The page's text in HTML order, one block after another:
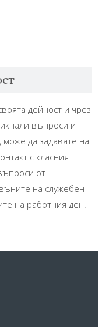
дейност и чрез
въпроси и
може да задавате на
с класния
от
на служебен
на работния ден.